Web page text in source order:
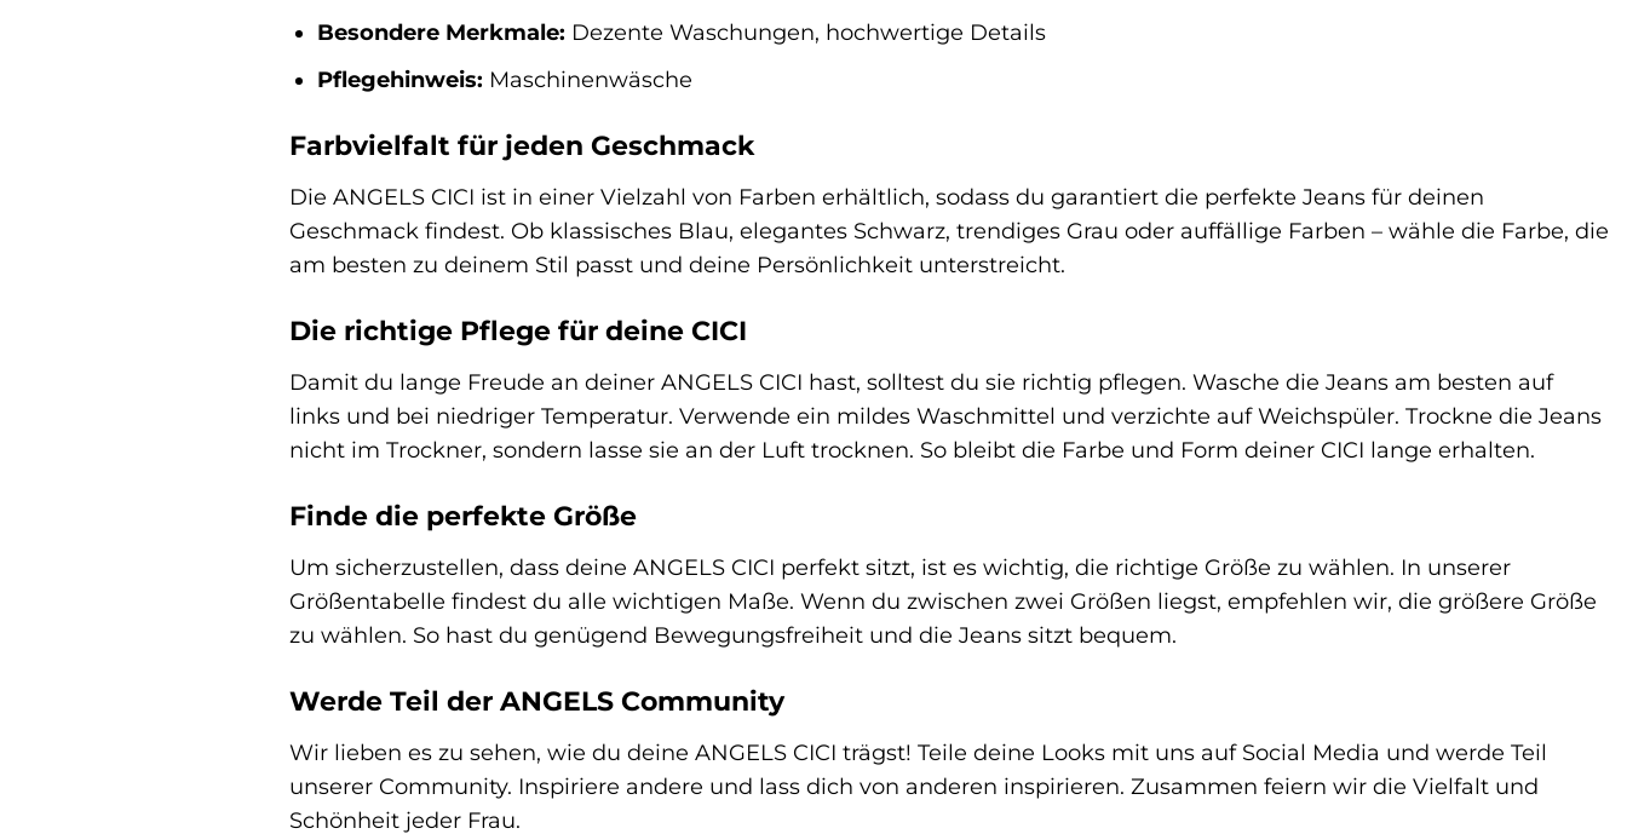
Besondere Merkmale: Dezente Waschungen, hochwertige Details
Pflegehinweis: Maschinenwäsche
Farbvielfalt für jeden Geschmack
Die ANGELS CICI ist in einer Vielzahl von Farben erhältlich, sodass du garantiert die perfekte Jeans für deinen
Geschmack findest. Ob klassisches Blau, elegantes Schwarz, trendiges Grau oder auffällige Farben – wähle die Farbe, die
am besten zu deinem Stil passt und deine Persönlichkeit unterstreicht.
Die richtige Pflege für deine CICI
Damit du lange Freude an deiner ANGELS CICI hast, solltest du sie richtig pflegen. Wasche die Jeans am besten auf
links und bei niedriger Temperatur. Verwende ein mildes Waschmittel und verzichte auf Weichspüler. Trockne die Jeans
nicht im Trockner, sondern lasse sie an der Luft trocknen. So bleibt die Farbe und Form deiner CICI lange erhalten.
Finde die perfekte Größe
Um sicherzustellen, dass deine ANGELS CICI perfekt sitzt, ist es wichtig, die richtige Größe zu wählen. In unserer
Größentabelle findest du alle wichtigen Maße. Wenn du zwischen zwei Größen liegst, empfehlen wir, die größere Größe
zu wählen. So hast du genügend Bewegungsfreiheit und die Jeans sitzt bequem.
Werde Teil der ANGELS Community
Wir lieben es zu sehen, wie du deine ANGELS CICI trägst! Teile deine Looks mit uns auf Social Media und werde Teil
unserer Community. Inspiriere andere und lass dich von anderen inspirieren. Zusammen feiern wir die Vielfalt und
Schönheit jeder Frau.